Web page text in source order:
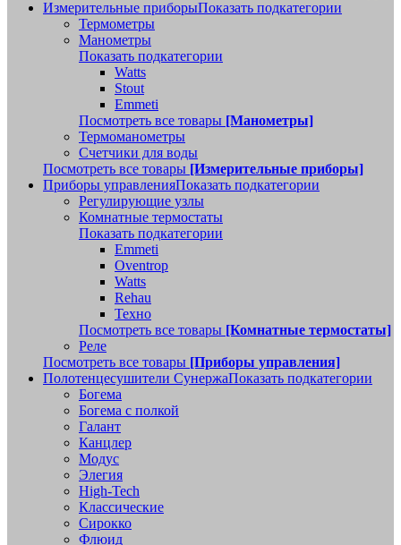
Измерительные приборыПоказать подкатегории
Термометры
Манометры
Показать подкатегории
Watts
Stout
Emmeti
Посмотреть все товары [Манометры]
Термоманометры
Счетчики для воды
Посмотреть все товары [Измерительные приборы]
Приборы управленияПоказать подкатегории
Регулирующие узлы
Комнатные термостаты
Показать подкатегории
Emmeti
Oventrop
Watts
Rehau
Техно
Посмотреть все товары [Комнатные термостаты]
Реле
Посмотреть все товары [Приборы управления]
Полотенцесушители СунержаПоказать подкатегории
Богема
Богема с полкой
Галант
Канцлер
Модус
Элегия
High-Tech
Классические
Сирокко
Флюид